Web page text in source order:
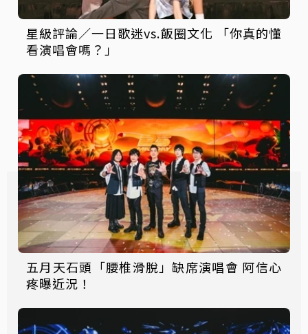
星級評論／一日歌迷vs.飯圈文化 「你真的懂
看演唱會嗎？」
五月天石頭「腰椎滑脫」缺席演唱會 阿信心
疼曝近況！